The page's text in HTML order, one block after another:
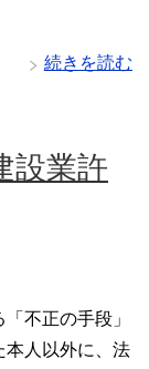
続きを読む
設業許
不正の手段」
本人以外に、法